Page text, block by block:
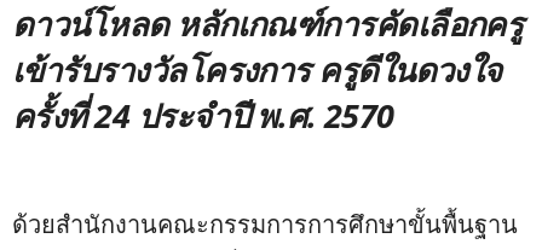
ดาวน์โหลด หลักเกณฑ์การคัดเลือกครู
เข้ารับรางวัลโครงการ ครูดีในดวงใจ
ครั้งที่ 24 ประจำปี พ.ศ. 2570
ด้วยสำนักงานคณะกรรมการการศึกษาขั้นพื้นฐาน